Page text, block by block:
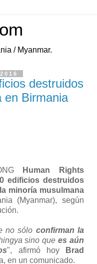
/ Myanmar.
destruidos
en Birmania
Human Rights
edificios destruidos
minoría musulmana
(Myanmar), según
no sólo confirman la
sino quees aún
", afirmó hoy
Brad
en un comunicado.